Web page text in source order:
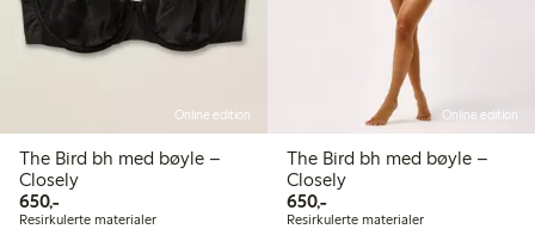
Online edition
The Bird bh med bøyle –
Closely
650,-650,00 kr
Resirkulerte materialer
Online edition
The Bird bh med bøyle –
Closely
650,-650,00 kr
Resirkulerte materialer